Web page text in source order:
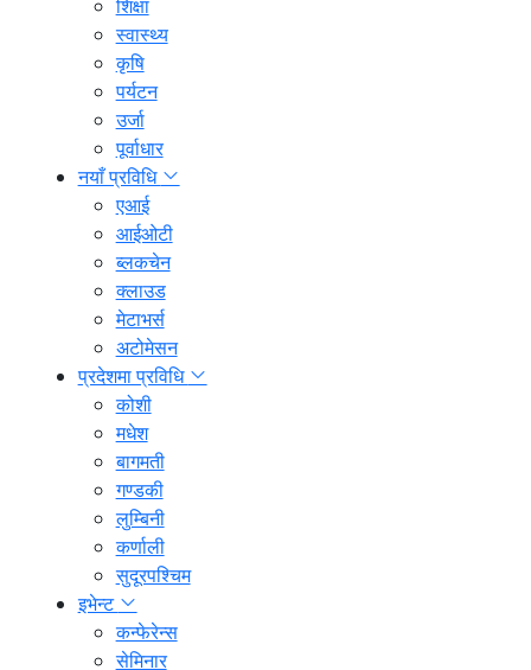
शिक्षा
स्वास्थ्य
कृषि
पर्यटन
उर्जा
पूर्वाधार
नयाँ प्रविधि
एआई
आईओटी
ब्लकचेन
क्लाउड
मेटाभर्स
अटोमेसन
प्रदेशमा प्रविधि
कोशी
मधेश
बागमती
गण्डकी
लुम्बिनी
कर्णाली
सुदूरपश्चिम
इभेन्ट
कन्फेरेन्स
सेमिनार